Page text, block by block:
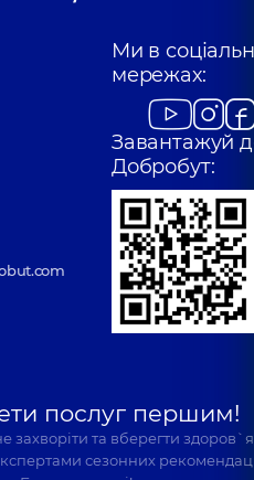
Ми в
мережах:
Завантажуй
Добробут:
послуг першим!
захворіти та вберегти
сезонних